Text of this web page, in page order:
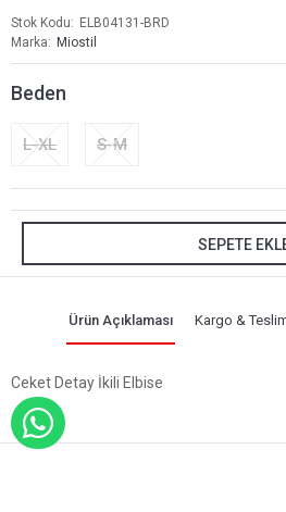
Stok Kodu
ELB04131-BRD
Marka
Miostil
Beden
L-XL S-M
SEPETE
Ürün Açıklaması Kargo &
Ceket Detay İkili Elbise